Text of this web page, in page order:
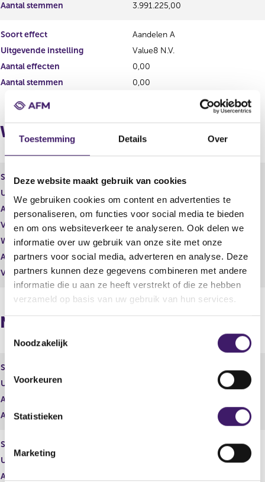
Toestemming Details Over
Deze website maakt gebruik van cookies
We gebruiken cookies om content en advertenties te
personaliseren, om functies voor social media te bieden
en om ons websiteverkeer te analyseren. Ook delen we
informatie over uw gebruik van onze site met onze
partners voor social media, adverteren en analyse. Deze
partners kunnen deze gegevens combineren met andere
informatie die u aan ze heeft verstrekt of die ze hebben
verzameld op basis van uw gebruik van hun services.
t
e
m
i
g
Noodzakelijk
Voorkeuren
Statistieken
Marketing
Aantal stemmen
3.991.225,00
Soort effect
Aandelen A
Uitgevende instelling
Value8 N.V.
Aantal effecten
0,00
Aantal stemmen
0,00
Wijzigingen
Soort effect
Aandelen B
Uitgevende instelling
Aantal effecten
18.975,00
Valuta
EUR
Waarde per aandeel
6,28
Aantal stemmen
18.975,00
Vrije hand beheer
Nee
Naposities
Soort effect
Uitgevende instelling
Aantal effecten
Aantal stemmen
Soort effect
Cumulatief preferent aandeel C
Uitgevende instelling
Aantal effecten